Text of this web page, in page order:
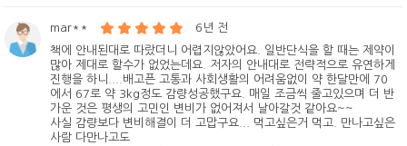
mar**
6년 전
책에 안내된대로 따랐더니 어렵지않았어요. 일반단식을 할 때는 제약이
많아 제대로 할수가 없었는데요. 저자의 안내대로 전략적으로 유연하게
진행을 하니....배고픈 고통과 사회생활의 어려움없이 약 한달만에 70
에서 67로 약 3kg정도 감량성공했구요. 매일 조금씩 줄고있으며 더 반
가운 것은 평생의 고민인 변비가 없어져서 날아갈것 같아요~~
사실 감량보다 변비해결이 더 고맙구요... 먹고싶은거 먹고. 만나고싶은
사람 다만나고도